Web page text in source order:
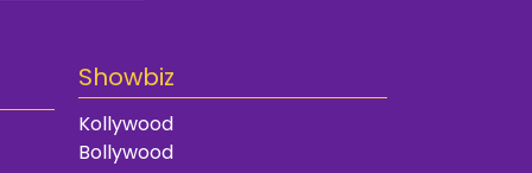
Showbiz
Kollywood
Bollywood